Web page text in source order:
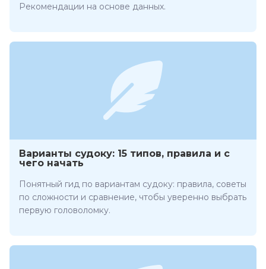
Рекомендации на основе данных.
Варианты судоку: 15 типов, правила и с
чего начать
Понятный гид по вариантам судоку: правила, советы
по сложности и сравнение, чтобы уверенно выбрать
первую головоломку.